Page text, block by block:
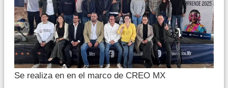
Se realiza en en el marco de CREO MX